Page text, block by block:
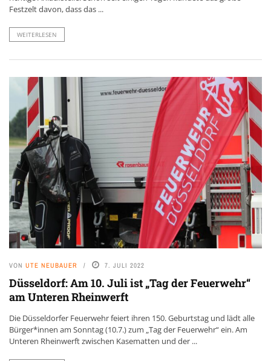
Festzelt davon, dass das ...
WEITERLESEN
VON UTE NEUBAUER 7. JULI 2022
Düsseldorf: Am 10. Juli ist „Tag der Feuerwehr“
am Unteren Rheinwerft
Die Düsseldorfer Feuerwehr feiert ihren 150. Geburtstag und lädt alle
Bürger*innen am Sonntag (10.7.) zum „Tag der Feuerwehr“ ein. Am
Unteren Rheinwerft zwischen Kasematten und der ...